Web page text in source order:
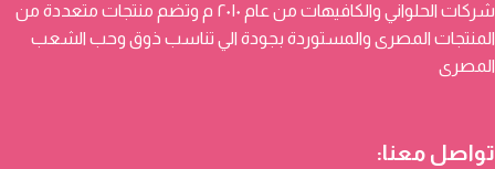
شركات الحلواني والكافيهات من عام ٢٠١٠ م وتضم منتجات متعددة من
المنتجات المصرى والمستوردة بجودة الي تناسب ذوق وحب الشعب
المصرى
تواصل معنا: